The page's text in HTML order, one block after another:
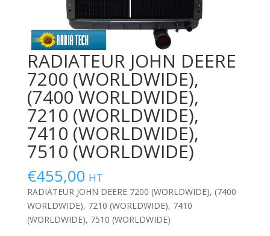
RADIATEUR JOHN DEERE
7200 (WORLDWIDE),
(7400 WORLDWIDE),
7210 (WORLDWIDE),
7410 (WORLDWIDE),
7510 (WORLDWIDE)
€455,00 HT
RADIATEUR JOHN DEERE 7200 (WORLDWIDE), (7400
WORLDWIDE), 7210 (WORLDWIDE), 7410
(WORLDWIDE), 7510 (WORLDWIDE)